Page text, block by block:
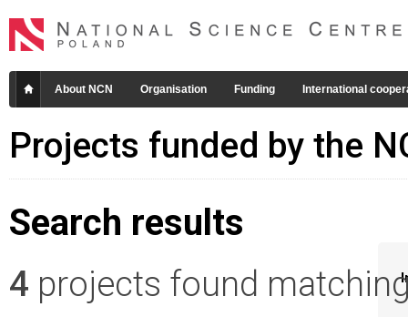
About NCN Organisation Funding International
Projects funded by the
Search results
4 projects found